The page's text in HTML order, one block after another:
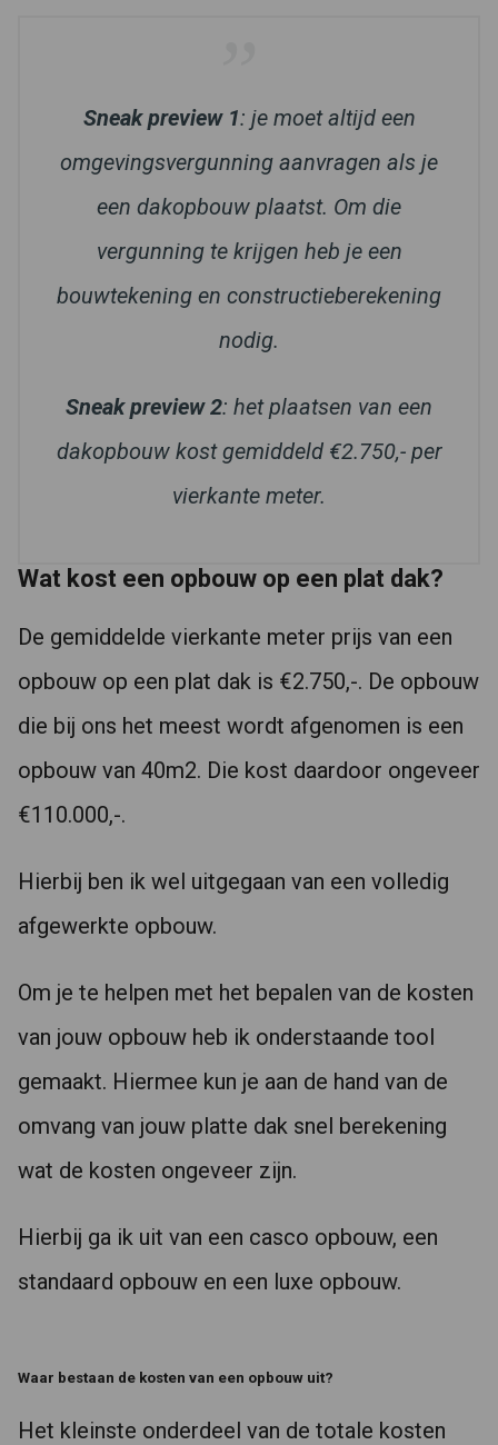
Sneak preview 1: je moet altijd een
omgevingsvergunning aanvragen als je
een dakopbouw plaatst. Om die
vergunning te krijgen heb je een
bouwtekening en constructieberekening
nodig.
Sneak preview 2: het plaatsen van een
dakopbouw kost gemiddeld €2.750,- per
vierkante meter.
Wat kost een opbouw op een plat dak?
De gemiddelde vierkante meter prijs van een
opbouw op een plat dak is €2.750,-. De opbouw
die bij ons het meest wordt afgenomen is een
opbouw van 40m2. Die kost daardoor ongeveer
€110.000,-.
Hierbij ben ik wel uitgegaan van een volledig
afgewerkte opbouw.
Om je te helpen met het bepalen van de kosten
van jouw opbouw heb ik onderstaande tool
gemaakt. Hiermee kun je aan de hand van de
omvang van jouw platte dak snel berekening
wat de kosten ongeveer zijn.
Hierbij ga ik uit van een casco opbouw, een
standaard opbouw en een luxe opbouw.
Waar bestaan de kosten van een opbouw uit?
Het kleinste onderdeel van de totale kosten